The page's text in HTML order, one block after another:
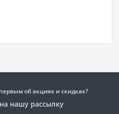
об акциях и скидках?
нашу рассылку